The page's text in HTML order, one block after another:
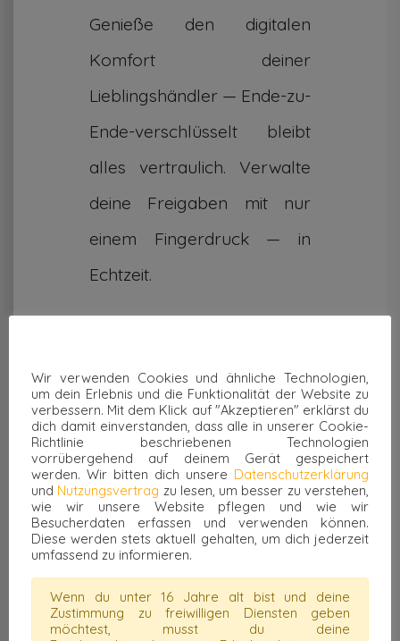
Genieße den digitalen
Komfort deiner
Lieblingshändler — Ende-zu-
Ende-verschlüsselt bleibt
alles vertraulich. Verwalte
deine Freigaben mit nur
einem Fingerdruck — in
Echtzeit.
Wallet für nachhaltiges Leben
Treffe bewusstere
Wir verwenden Cookies und ähnliche Technologien,
um dein Erlebnis und die Funktionalität der Website zu
verbessern. Mit dem Klick auf "Akzeptieren" erklärst du
dich damit einverstanden, dass alle in unserer Cookie-
Richtlinie beschriebenen Technologien
vorrübergehend auf deinem Gerät gespeichert
werden. Wir bitten dich unsere Datenschutzerklärung
und Nutzungsvertrag zu lesen, um besser zu verstehen,
wie wir unsere Website pflegen und wie wir
Besucherdaten erfassen und verwenden können.
Diese werden stets aktuell gehalten, um dich jederzeit
umfassend zu informieren.
Wenn du unter 16 Jahre alt bist und deine
Zustimmung zu freiwilligen Diensten geben
möchtest, musst du deine